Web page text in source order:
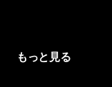
もっと見る